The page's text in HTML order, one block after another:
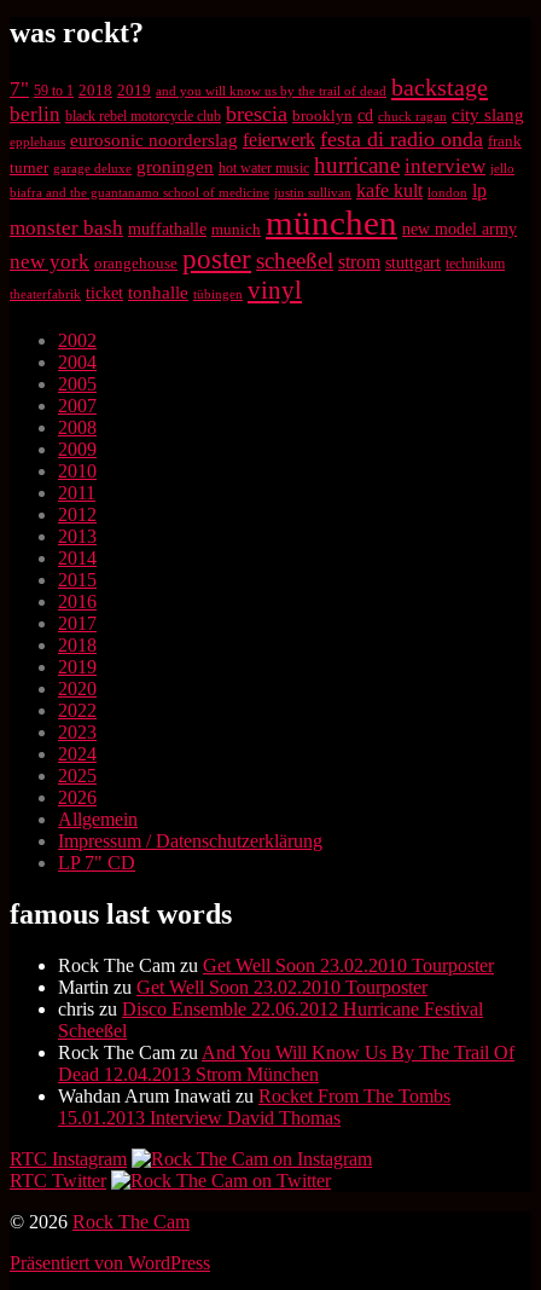
was rockt?
7" 59 to 1 2018 2019 and you will know us by the trail of dead backstage
berlin black rebel motorcycle club brescia brooklyn cd chuck ragan city slang
epplehaus eurosonic noorderslag feierwerk festa di radio onda frank
turner garage deluxe groningen hot water music hurricane interview jello
biafra and the guantanamo school of medicine justin sullivan kafe kult london lp
monster bash muffathalle munich münchen new model army
new york orangehouse posterscheeßel strom stuttgart technikum
theaterfabrik ticket tonhalle tübingen vinyl
2002
2004
2005
2007
2008
2009
2010
2011
2012
2013
2014
2015
2016
2017
2018
2019
2020
2022
2023
2024
2025
2026
Allgemein
Impressum / Datenschutzerklärung
LP 7" CD
famous last words
Rock The Cam zu Get Well Soon 23.02.2010 Tourposter
Martin zu Get Well Soon 23.02.2010 Tourposter
chris zu Disco Ensemble 22.06.2012 Hurricane Festival
Scheeßel
Rock The Cam zu And You Will Know Us By The Trail Of
Dead 12.04.2013 Strom München
Wahdan Arum Inawati zu Rocket From The Tombs
15.01.2013 Interview David Thomas
RTC Instagram
RTC Twitter
© 2026 Rock The Cam
Präsentiert von WordPress